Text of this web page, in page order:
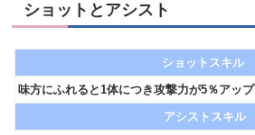
ショットとアシスト
ショットスキル
味方にふれると1体につき攻撃力が5％アップ
アシストスキル